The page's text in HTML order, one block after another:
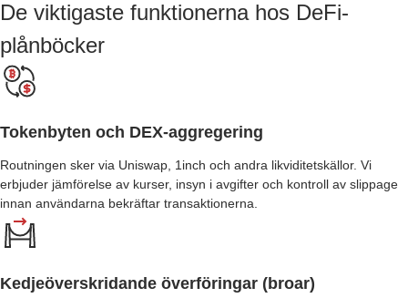
De viktigaste funktionerna hos DeFi-
plånböcker
Tokenbyten och DEX-aggregering
Routningen sker via Uniswap, 1inch och andra likviditetskällor. Vi
erbjuder jämförelse av kurser, insyn i avgifter och kontroll av slippage
innan användarna bekräftar transaktionerna.
Kedjeöverskridande överföringar (broar)